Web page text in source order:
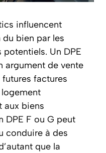
influencent
bien par les
Un DPE
argument de vente
factures
aux biens
DPE F ou G peut
conduire à des
que la